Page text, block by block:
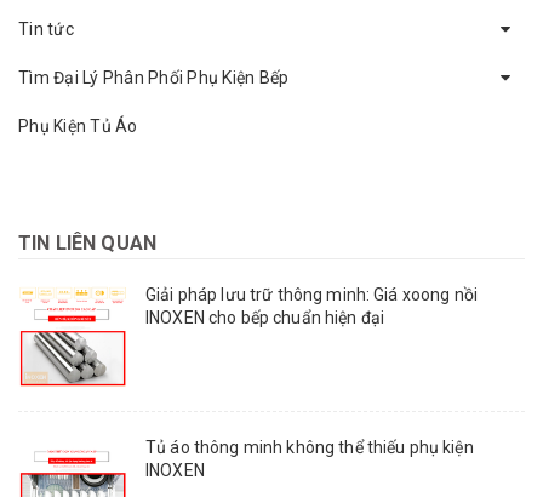
Tin tức
Tìm Đại Lý Phân Phối Phụ Kiện Bếp
Phụ Kiện Tủ Áo
TIN LIÊN QUAN
Giải pháp lưu trữ thông minh: Giá xoong nồi
INOXEN cho bếp chuẩn hiện đại
Tủ áo thông minh không thể thiếu phụ kiện
INOXEN